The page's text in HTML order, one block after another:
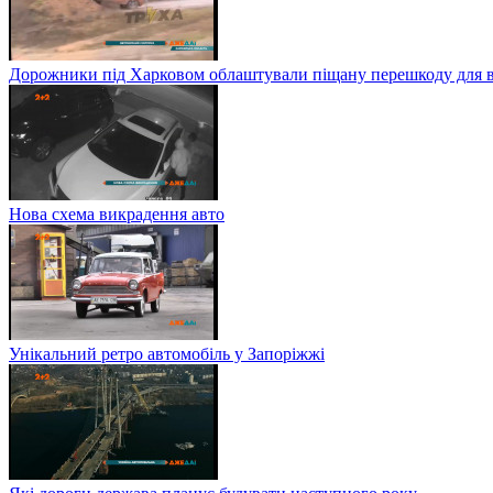
Дорожники під Харковом облаштували піщану перешкоду для
Нова схема викрадення авто
Унікальний ретро автомобіль у Запоріжжі